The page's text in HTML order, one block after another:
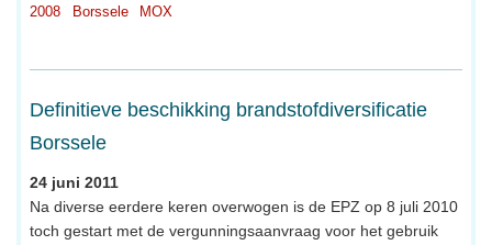
2008
Borssele MOX
Definitieve beschikking brandstofdiversificatie
Borssele
24 juni 2011
Na diverse eerdere keren overwogen is de EPZ op 8 juli 2010
toch gestart met de vergunningsaanvraag voor het gebruik